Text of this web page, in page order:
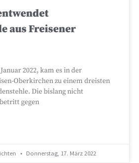
aus Freisener
2022, kam es in der
Oberkirchen zu einem dreisten
Die bislang nicht
gegen
Donnerstag, 17. März 2022